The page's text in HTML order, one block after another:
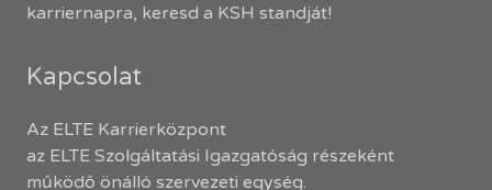
karriernapra, keresd a KSH standját!
Kapcsolat
Az ELTE Karrierközpont
az ELTE Szolgáltatási Igazgatóság részeként
működő önálló szervezeti egység.